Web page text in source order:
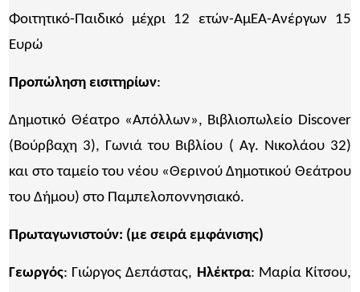
Φοιτητικό-Παιδικό μέχρι 12 ετών-ΑμΕΑ-Ανέργων 15
Ευρώ
Προπώληση εισιτηρίων:
Δημοτικό Θέατρο «Απόλλων», Βιβλιοπωλείο Discover
(Βούρβαχη 3), Γωνιά του Βιβλίου ( Αγ. Νικολάου 32)
και στο ταμείο του νέου «Θερινού Δημοτικού Θεάτρου
του Δήμου) στο Παμπελοποννησιακό.
Πρωταγωνιστούν: (με σειρά εμφάνισης)
Γεωργός: Γιώργος Δεπάστας, Ηλέκτρα: Μαρία Κίτσου,